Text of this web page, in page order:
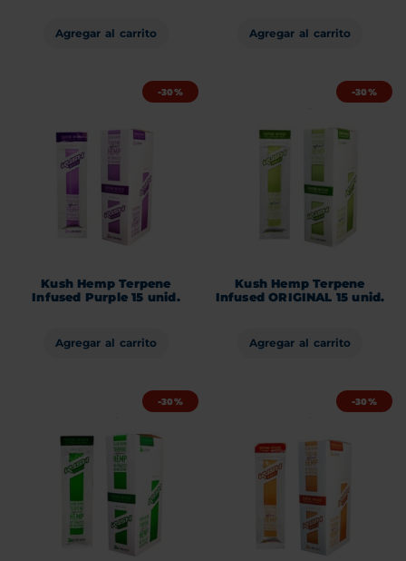
Agregar al carrito Agregar al carrito
-30%
Kush Hemp Terpene
Infused Purple 15 unid.
Agregar al carrito
-30%
Kush Hemp Terpene
Infused ORIGINAL 15 unid.
Agregar al carrito
-30% -30%